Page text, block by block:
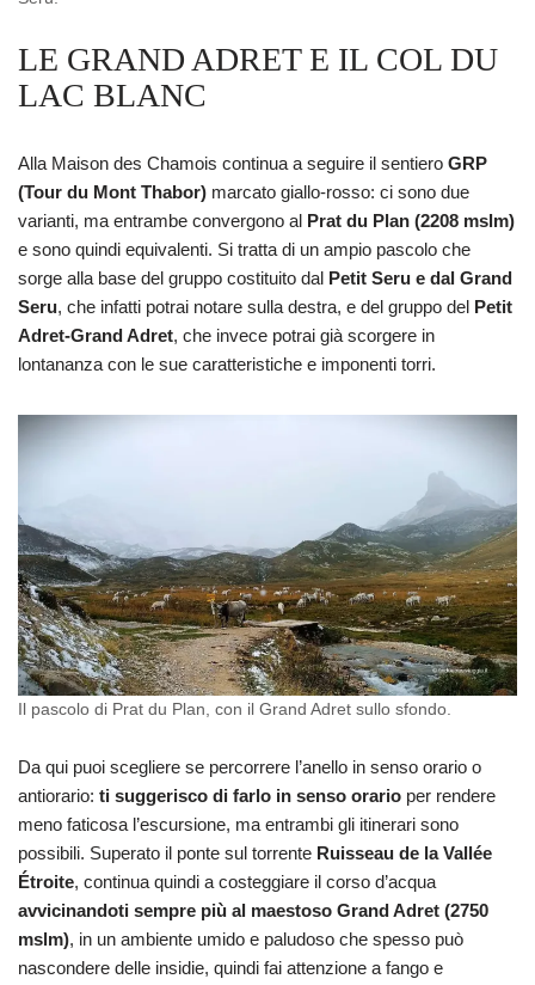
LE GRAND ADRET E IL COL DU
LAC BLANC
Alla Maison des Chamois continua a seguire il sentiero GRP
(Tour du Mont Thabor) marcato giallo-rosso: ci sono due
varianti, ma entrambe convergono al Prat du Plan (2208 mslm)
e sono quindi equivalenti. Si tratta di un ampio pascolo che
sorge alla base del gruppo costituito dal Petit Seru e dal Grand
Seru, che infatti potrai notare sulla destra, e del gruppo del Petit
Adret-Grand Adret, che invece potrai già scorgere in
lontananza con le sue caratteristiche e imponenti torri.
Il pascolo di Prat du Plan, con il Grand Adret sullo sfondo.
Da qui puoi scegliere se percorrere l’anello in senso orario o
antiorario: ti suggerisco di farlo in senso orario per rendere
meno faticosa l’escursione, ma entrambi gli itinerari sono
possibili. Superato il ponte sul torrente Ruisseau de la Vallée
Étroite, continua quindi a costeggiare il corso d’acqua
avvicinandoti sempre più al maestoso Grand Adret (2750
mslm), in un ambiente umido e paludoso che spesso può
nascondere delle insidie, quindi fai attenzione a fango e